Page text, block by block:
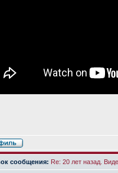
сообщения: Re: 20 лет назад.